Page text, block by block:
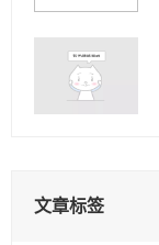
文章标签